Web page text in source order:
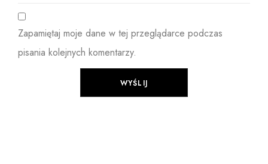
Zapamiętaj moje dane w tej przeglądarce podczas
pisania kolejnych komentarzy.